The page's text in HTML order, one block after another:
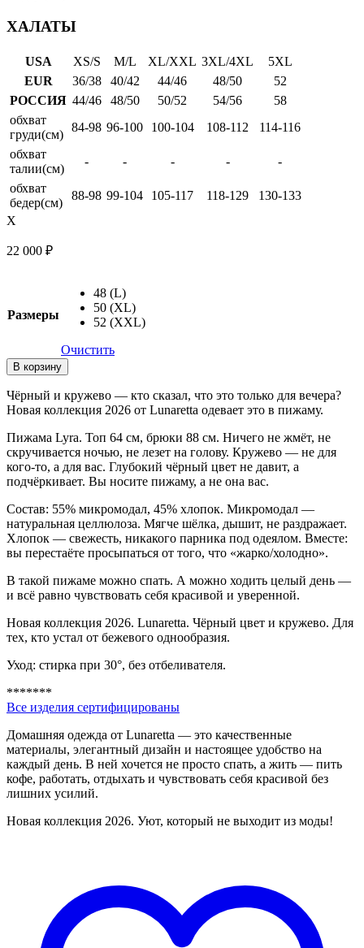
ХАЛАТЫ
USA XS/S M/L XL/XXL 3XL/4XL
5XL
EUR
36/38 40/42 44/46 48/50
52
РОССИЯ 44/46 48/50 50/52 54/56
58
обхват
груди(см)
84-98 96-100 100-104 108-112
114-116
обхват
талии(см)
- - - -
-
обхват
бедер(см)
88-98 99-104 105-117 118-129
130-133
X
22 000 ₽
Размеры
48 (L)
50 (XL)
52 (XXL)
Очистить
Количество
товара
Пижама
с
трикотажная
Lyra,
черный
В корзину
Чёрный и кружево — кто сказал, что это только для вечера?
Новая коллекция 2026 от Lunaretta одевает это в пижаму.
Пижама Lyra. Топ 64 см, брюки 88 см. Ничего не жмёт, не
скручивается ночью, не лезет на голову. Кружево — не для
кого-то, а для вас. Глубокий чёрный цвет не давит, а
подчёркивает. Вы носите пижаму, а не она вас.
Состав: 55% микромодал, 45% хлопок. Микромодал —
натуральная целлюлоза. Мягче шёлка, дышит, не раздражает.
Хлопок — свежесть, никакого парника под одеялом. Вместе:
вы перестаёте просыпаться от того, что «жарко/холодно».
В такой пижаме можно спать. А можно ходить целый день —
и всё равно чувствовать себя красивой и уверенной.
Новая коллекция 2026. Lunaretta. Чёрный цвет и кружево. Для
тех, кто устал от бежевого однообразия.
Уход: стирка при 30°, без отбеливателя.
*******
Все изделия сертифицированы
Домашняя одежда от Lunaretta — это качественные
материалы, элегантный дизайн и настоящее удобство на
каждый день. В ней хочется не просто спать, а жить — пить
кофе, работать, отдыхать и чувствовать себя красивой без
лишних усилий.
Новая коллекция 2026. Уют, который не выходит из моды!